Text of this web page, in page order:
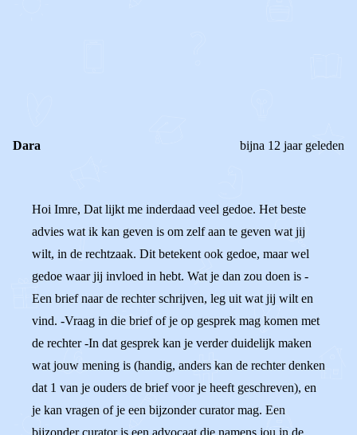
Dara bijna 12 jaar geleden
Hoi Imre, Dat lijkt me inderdaad veel gedoe. Het beste
advies wat ik kan geven is om zelf aan te geven wat jij
wilt, in de rechtzaak. Dit betekent ook gedoe, maar wel
gedoe waar jij invloed in hebt. Wat je dan zou doen is -
Een brief naar de rechter schrijven, leg uit wat jij wilt en
vind. -Vraag in die brief of je op gesprek mag komen met
de rechter -In dat gesprek kan je verder duidelijk maken
wat jouw mening is (handig, anders kan de rechter denken
dat 1 van je ouders de brief voor je heeft geschreven), en
je kan vragen of je een bijzonder curator mag. Een
bijzonder curator is een advocaat die namens jou in de